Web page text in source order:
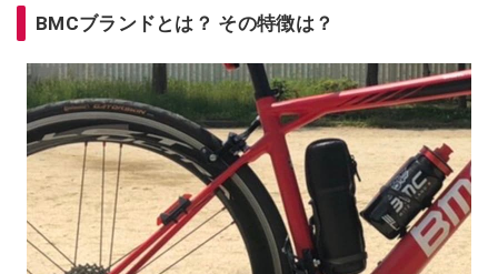
BMCブランドとは？ その特徴は？